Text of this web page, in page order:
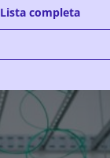
Lista completa